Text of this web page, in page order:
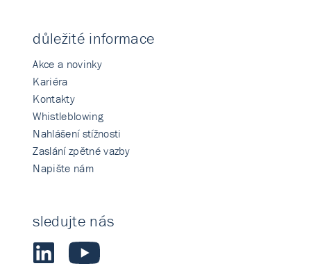
důležité informace
Akce a novinky
Kariéra
Kontakty
Whistleblowing
Nahlášení stížnosti
Zaslání zpětné vazby
Napište nám
sledujte nás